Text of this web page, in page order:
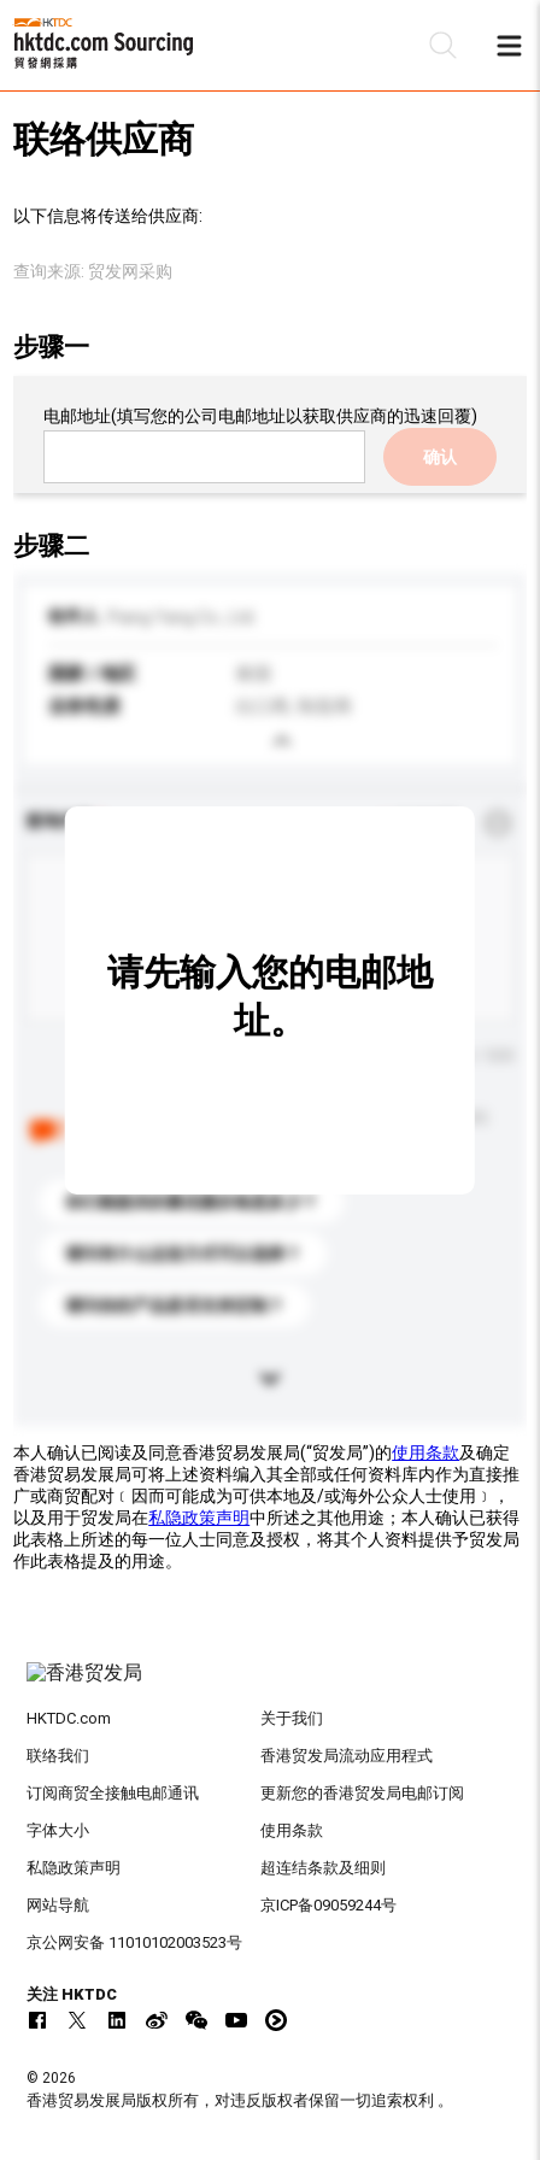
联络供应商
以下信息将传送给供应商:
查询来源: 贸发网采购
步骤一
电邮地址(填写您的公司电邮地址以获取供应商的迅速回覆)
确认
步骤二
收件人
国家 / 地区
业务性质
查询内容
你们能提供的最优惠价格是多少？
请问有什么运送方式可以选择？
请问你的产品是否支持定制？
请先输入您的电邮地
址。
本人确认已阅读及同意香港贸易发展局(“贸发局”)的使用条款及确定
香港贸易发展局可将上述资料编入其全部或任何资料库内作为直接推
广或商贸配对﹝因而可能成为可供本地及/或海外公众人士使用﹞，
以及用于贸发局在私隐政策声明中所述之其他用途；本人确认已获得
此表格上所述的每一位人士同意及授权，将其个人资料提供予贸发局
作此表格提及的用途。
HKTDC.com 关于我们
联络我们 香港贸发局流动应用程式
订阅商贸全接触电邮通讯 更新您的香港贸发局电邮订阅
字体大小 使用条款
私隐政策声明 超连结条款及细则
网站导航 京ICP备09059244号
京公网安备 11010102003523号
关注 HKTDC
© 2026
香港贸易发展局版权所有，对违反版权者保留一切追索权利 。